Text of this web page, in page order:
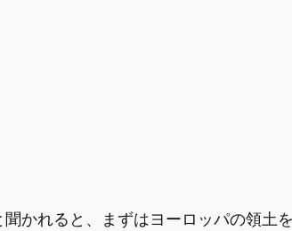
かれると、まずはヨーロッパの領土